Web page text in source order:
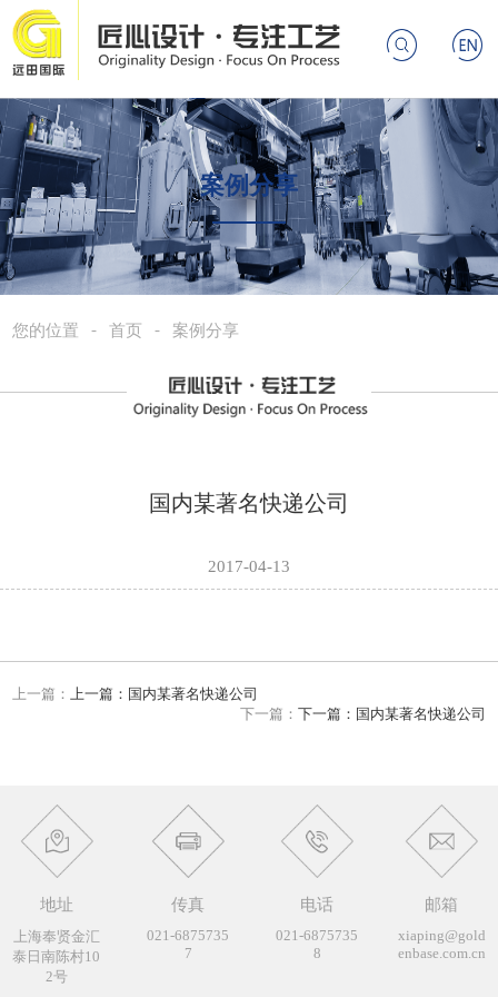
搜索
案例分享
您的位置 - 首页 - 案例分享
国内某著名快递公司
2017-04-13
上一篇：
上一篇：国内某著名快递公司
下一篇： 下一篇：国内某著名快递公司
地址
上海奉贤金汇
泰日南陈村10
2号
传真
021-6875735
7
电话
021-6875735
8
邮箱
xiaping@gold
enbase.com.cn